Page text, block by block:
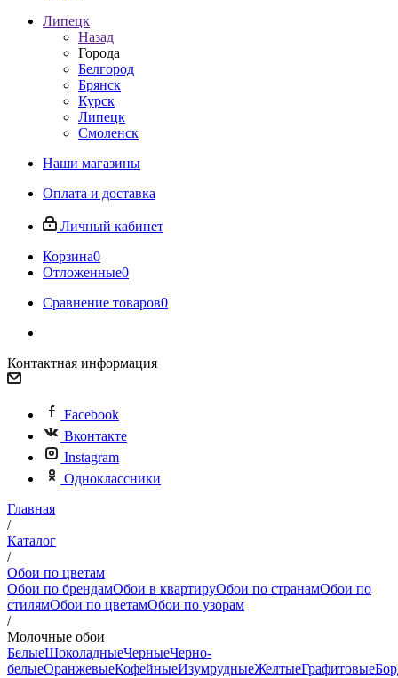
Липецк
Назад
Города
Белгород
Брянск
Курск
Липецк
Смоленск
Наши магазины
Оплата и доставка
Личный кабинет
Корзина0
Отложенные0
Сравнение товаров0
Контактная информация
Facebook
Вконтакте
Instagram
Одноклассники
Главная
/
Каталог
/
Обои по цветам
Обои по брендамОбои в квартируОбои по странамОбои по
стилямОбои по цветамОбои по узорам
/
Молочные обои
БелыеШоколадныеЧерныеЧерно-
белыеОранжевыеКофейныеИзумрудныеЖелтыеГрафитовые